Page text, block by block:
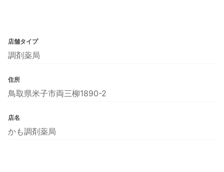
店舗タイプ
調剤薬局
住所
鳥取県米子市両三柳1890-2
店名
かも調剤薬局